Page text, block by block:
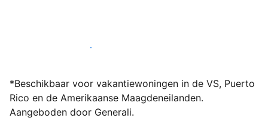
Word vandaag nog host bij ons
*Beschikbaar voor vakantiewoningen in de VS, Puerto
Rico en de Amerikaanse Maagdeneilanden.
Aangeboden door Generali.